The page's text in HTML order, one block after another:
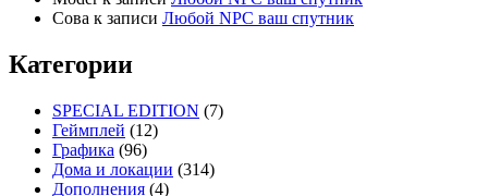
Сова к записи Любой NPC ваш спутник
Категории
SPECIAL EDITION (7)
Геймплей (12)
Графика (96)
Дома и локации (314)
Дополнения (4)